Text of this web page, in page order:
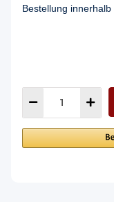
Bestellung innerhalb